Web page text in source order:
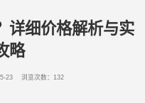
详细价格解析与实
略
23 浏览次数：132